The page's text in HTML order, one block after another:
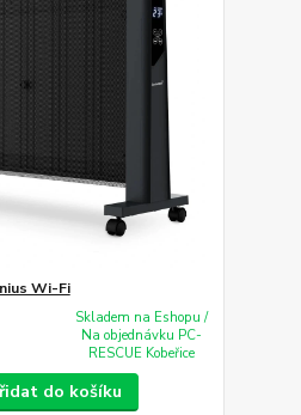
Wi-Fi
Skladem na Eshopu /
Na objednávku PC-
RESCUE Kobeřice
do košíku